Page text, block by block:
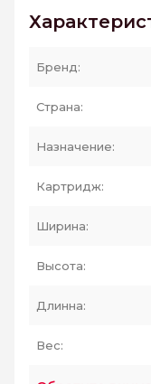
Бренд:
Страна:
Назначение:
Картридж:
Ширина:
Высота:
Длинна:
Вес: